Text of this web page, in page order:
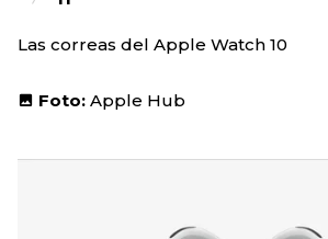
Las correas del Apple Watch 10
Foto: Apple Hub